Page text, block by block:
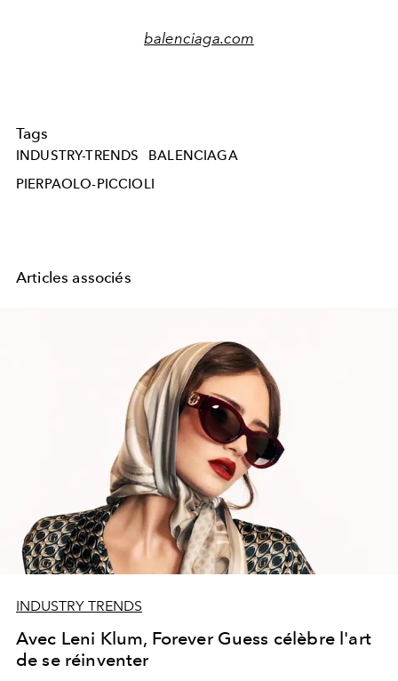
balenciaga.com
Tags
INDUSTRY-TRENDS
BALENCIAGA
PIERPAOLO-PICCIOLI
Articles associés
INDUSTRY TRENDS
Avec Leni Klum, Forever Guess célèbre l'art
de se réinventer